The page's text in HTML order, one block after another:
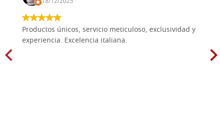
Productos únicos, servicio meticuloso, exclusividad y
experiencia. Excelencia italiana.